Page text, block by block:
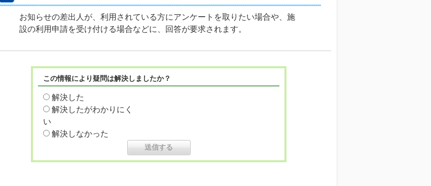
お知らせの差出人が、利用されている方にアンケートを取りたい場合や、施
設の利用申請を受け付ける場合などに、回答が要求されます。
この情報により疑問は解決しましたか？
解決した
解決したがわかりにく
い
解決しなかった